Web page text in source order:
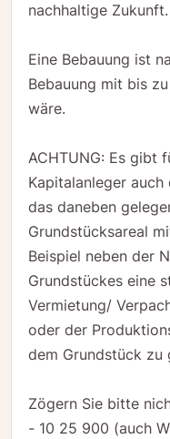
nachhaltige Zukunft.
Eine Bebauung ist
Bebauung mit bis
wäre.
ACHTUNG: Es gibt
Kapitalanleger
das daneben
Grundstücksareal
Beispiel neben der
Grundstückes eine
Vermietung/
oder der
dem Grundstück zu
Zögern Sie bitte
- 10 25 900 (auch